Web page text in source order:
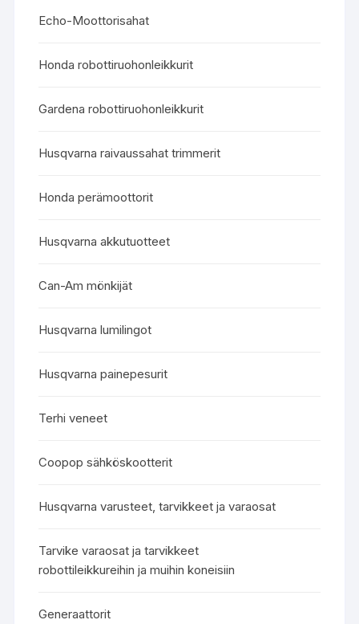
Echo-Moottorisahat
Honda robottiruohonleikkurit
Gardena robottiruohonleikkurit
Husqvarna raivaussahat trimmerit
Honda perämoottorit
Husqvarna akkutuotteet
Can-Am mönkijät
Husqvarna lumilingot
Husqvarna painepesurit
Terhi veneet
Coopop sähköskootterit
Husqvarna varusteet, tarvikkeet ja varaosat
Tarvike varaosat ja tarvikkeet
robottileikkureihin ja muihin koneisiin
Generaattorit